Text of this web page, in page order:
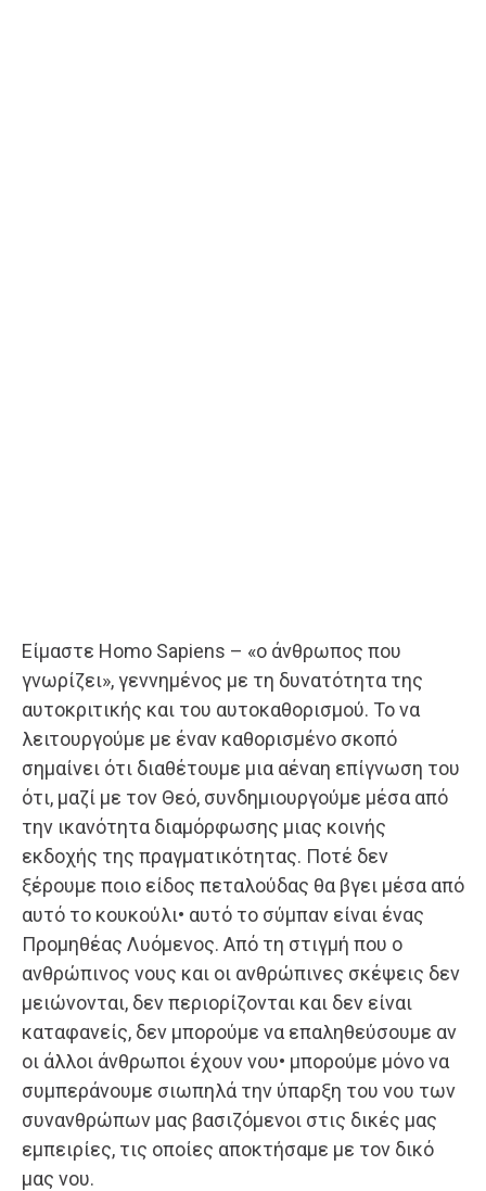
Είμαστε Homo Sapiens – «ο άνθρωπος που
γνωρίζει», γεννημένος με τη δυνατότητα της
αυτοκριτικής και του αυτοκαθορισμού. Το να
λειτουργούμε με έναν καθορισμένο σκοπό
σημαίνει ότι διαθέτουμε μια αέναη επίγνωση του
ότι, μαζί με τον Θεό, συνδημιουργούμε μέσα από
την ικανότητα διαμόρφωσης μιας κοινής
εκδοχής της πραγματικότητας. Ποτέ δεν
ξέρουμε ποιο είδος πεταλούδας θα βγει μέσα από
αυτό το κουκούλι• αυτό το σύμπαν είναι ένας
Προμηθέας Λυόμενος. Από τη στιγμή που ο
ανθρώπινος νους και οι ανθρώπινες σκέψεις δεν
μειώνονται, δεν περιορίζονται και δεν είναι
καταφανείς, δεν μπορούμε να επαληθεύσουμε αν
οι άλλοι άνθρωποι έχουν νου• μπορούμε μόνο να
συμπεράνουμε σιωπηλά την ύπαρξη του νου των
συνανθρώπων μας βασιζόμενοι στις δικές μας
εμπειρίες, τις οποίες αποκτήσαμε με τον δικό
μας νου.